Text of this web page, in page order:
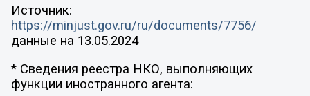
Источник:
https://minjust.gov.ru/ru/documents/7756/
данные на 13.05.2024
* Сведения реестра НКО, выполняющих
функции иностранного агента: